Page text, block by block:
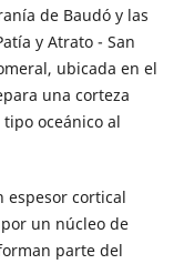
de Baudó y las
y Atrato - San
ubicada en el
una corteza
oceánico al
espesor cortical
un núcleo de
parte del